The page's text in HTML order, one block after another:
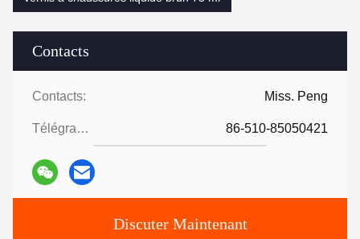
Contacts
Contacts: Miss. Peng
Télégramme: 86-510-85050421
Discuter Maintenant